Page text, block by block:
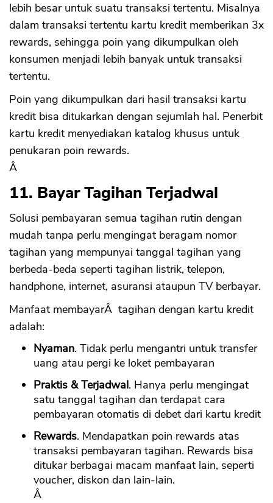
lebih besar untuk suatu transaksi tertentu. Misalnya
dalam transaksi tertentu kartu kredit memberikan 3x
rewards, sehingga poin yang dikumpulkan oleh
konsumen menjadi lebih banyak untuk transaksi
tertentu.
Poin yang dikumpulkan dari hasil transaksi kartu
kredit bisa ditukarkan dengan sejumlah hal. Penerbit
kartu kredit menyediakan katalog khusus untuk
penukaran poin rewards.
Â
11. Bayar Tagihan Terjadwal
Solusi pembayaran semua tagihan rutin dengan
mudah tanpa perlu mengingat beragam nomor
tagihan yang mempunyai tanggal tagihan yang
berbeda-beda seperti tagihan listrik, telepon,
handphone, internet, asuransi ataupun TV berbayar.
Manfaat membayarÂ tagihan dengan kartu kredit
adalah:
Nyaman. Tidak perlu mengantri untuk transfer
uang atau pergi ke loket pembayaran
Praktis & Terjadwal. Hanya perlu mengingat
satu tanggal tagihan dan terdapat cara
pembayaran otomatis di debet dari kartu kredit
Rewards. Mendapatkan poin rewards atas
transaksi pembayaran tagihan. Rewards bisa
ditukar berbagai macam manfaat lain, seperti
voucher, diskon dan lain-lain.
Â